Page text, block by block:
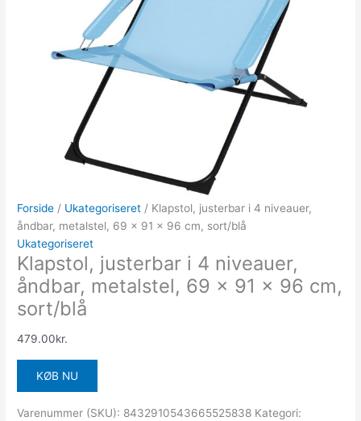
Forside / Ukategoriseret / Klapstol, justerbar i 4 niveauer,
åndbar, metalstel, 69 x 91 x 96 cm, sort/blå
Ukategoriseret
Klapstol, justerbar i 4 niveauer,
åndbar, metalstel, 69 x 91 x 96 cm,
sort/blå
479.00kr.
KØB NU
Varenummer (SKU): 8432910543665525838 Kategori: